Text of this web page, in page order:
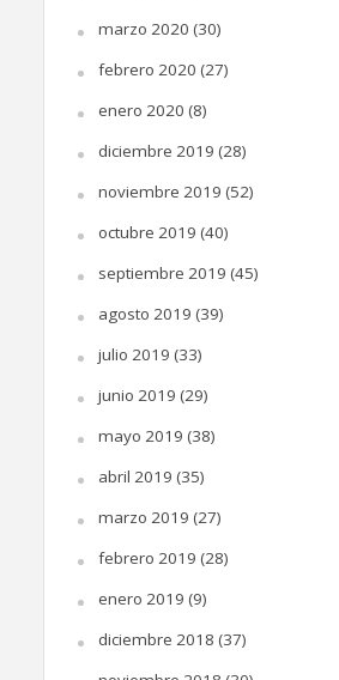
marzo 2020 (30)
febrero 2020 (27)
enero 2020 (8)
diciembre 2019 (28)
noviembre 2019 (52)
octubre 2019 (40)
septiembre 2019 (45)
agosto 2019 (39)
julio 2019 (33)
junio 2019 (29)
mayo 2019 (38)
abril 2019 (35)
marzo 2019 (27)
febrero 2019 (28)
enero 2019 (9)
diciembre 2018 (37)